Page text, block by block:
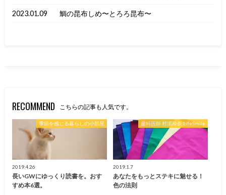
2023.01.09 鯛の昆布しめ〜とろろ昆布〜
RECOMMEND こちらの記事も人気です。
季節を感じる暮らしの小部屋
2019.4.26
長いGWにゆっくり読書を。おす
すめ本6選。
歯科医師 村瀬玲奈 LifeSmile
2019.1.7
あなたをもっとステキに魅せる！
色の法則